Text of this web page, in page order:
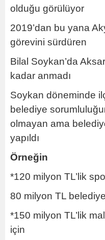
olduğu görülüyor
2019’dan bu yana
görevini sürdüren
Bilal Soykan’da
kadar anmadı
Soykan döneminde
belediye
olmayan ama
yapıldı
Örneğin
*120 milyon TL’lik
80 milyon TL
*150 milyon TL’lik
için